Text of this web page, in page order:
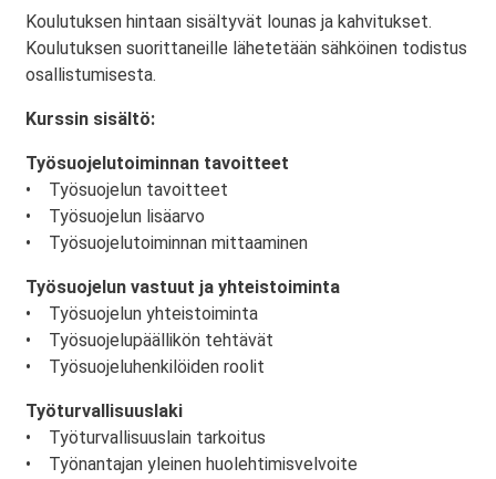
Koulutuksen hintaan sisältyvät lounas ja kahvitukset.
Koulutuksen suorittaneille lähetetään sähköinen todistus
osallistumisesta.
Kurssin sisältö:
Työsuojelutoiminnan tavoitteet
• Työsuojelun tavoitteet
• Työsuojelun lisäarvo
• Työsuojelutoiminnan mittaaminen
Työsuojelun vastuut ja yhteistoiminta
• Työsuojelun yhteistoiminta
• Työsuojelupäällikön tehtävät
• Työsuojeluhenkilöiden roolit
Työturvallisuuslaki
• Työturvallisuuslain tarkoitus
• Työnantajan yleinen huolehtimisvelvoite